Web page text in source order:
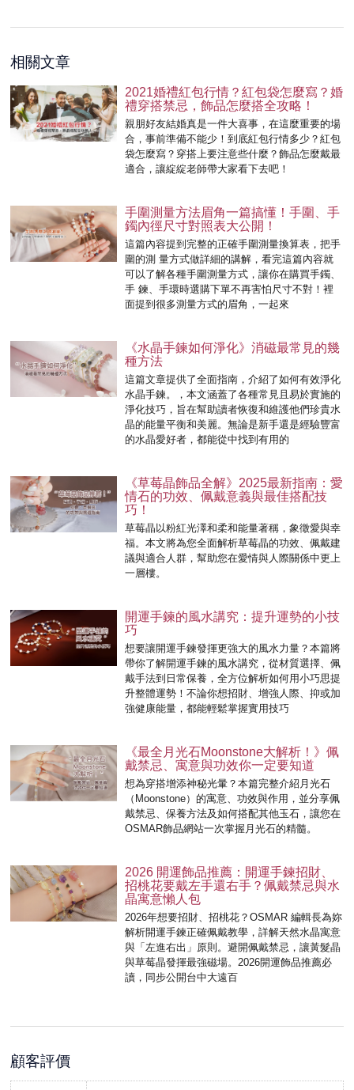
相關文章
2021婚禮紅包行情？紅包袋怎麼寫？婚
禮穿搭禁忌，飾品怎麼搭全攻略！
親朋好友結婚真是一件大喜事，在這麼重要的場
合，事前準備不能少！到底紅包行情多少？紅包
袋怎麼寫？穿搭上要注意些什麼？飾品怎麼戴最
適合，讓綻綻老師帶大家看下去吧！
手圍測量方法眉角一篇搞懂！手圍、手
鐲內徑尺寸對照表大公開！
這篇內容提到完整的正確手圍測量換算表，把手
圍的測 量方式做詳細的講解，看完這篇內容就
可以了解各種手圍測量方式，讓你在購買手鐲、
手 鍊、手環時選購下單不再害怕尺寸不對！裡
面提到很多測量方式的眉角，一起來
《水晶手鍊如何淨化》消磁最常見的幾
種方法
這篇文章提供了全面指南，介紹了如何有效淨化
水晶手鍊。，本文涵蓋了各種常見且易於實施的
淨化技巧，旨在幫助讀者恢復和維護他們珍貴水
晶的能量平衡和美麗。無論是新手還是經驗豐富
的水晶愛好者，都能從中找到有用的
《草莓晶飾品全解》2025最新指南：愛
情石的功效、佩戴意義與最佳搭配技
巧！
草莓晶以粉紅光澤和柔和能量著稱，象徵愛與幸
福。本文將為您全面解析草莓晶的功效、佩戴建
議與適合人群，幫助您在愛情與人際關係中更上
一層樓。
開運手鍊的風水講究：提升運勢的小技
巧
想要讓開運手鍊發揮更強大的風水力量？本篇將
帶你了解開運手鍊的風水講究，從材質選擇、佩
戴手法到日常保養，全方位解析如何用小巧思提
升整體運勢！不論你想招財、增強人際、抑或加
強健康能量，都能輕鬆掌握實用技巧
《最全月光石Moonstone大解析！》佩
戴禁忌、寓意與功效你一定要知道
想為穿搭增添神秘光暈？本篇完整介紹月光石
（Moonstone）的寓意、功效與作用，並分享佩
戴禁忌、保養方法及如何搭配其他玉石，讓您在
OSMAR飾品網站一次掌握月光石的精髓。
2026 開運飾品推薦：開運手鍊招財、
招桃花要戴左手還右手？佩戴禁忌與水
晶寓意懶人包
2026年想要招財、招桃花？OSMAR 編輯長為妳
解析開運手鍊正確佩戴教學，詳解天然水晶寓意
與「左進右出」原則。避開佩戴禁忌，讓黃髮晶
與草莓晶發揮最強磁場。2026開運飾品推薦必
讀，同步公開台中大遠百
顧客評價